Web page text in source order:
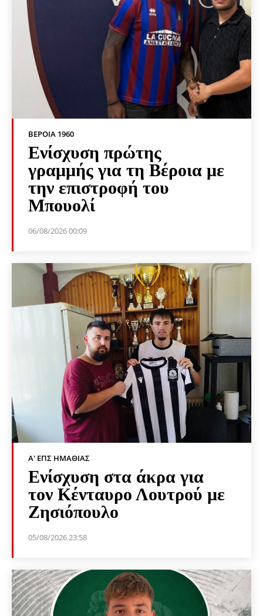
ΒΕΡΟΙΑ 1960
Ενίσχυση πρώτης
γραμμής για τη Βέροια με
την επιστροφή του
Μπουολί
06/08/2026 00:09
Α' ΕΠΣ ΗΜΑΘΊΑΣ
Ενίσχυση στα άκρα για
τον Κένταυρο Λουτρού με
Ζησιόπουλο
05/08/2026 23:58